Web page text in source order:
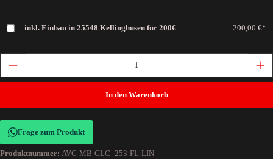
inkl. Einbau in 25548 Kellinghusen für 200€ 200,00 €*
In den Warenkorb
Frage zum Produkt
Produktnummer: AVC-MB-GLC_253-FL-LIN